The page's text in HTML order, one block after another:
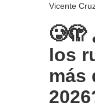
Vicente
🥲🫣
los
más